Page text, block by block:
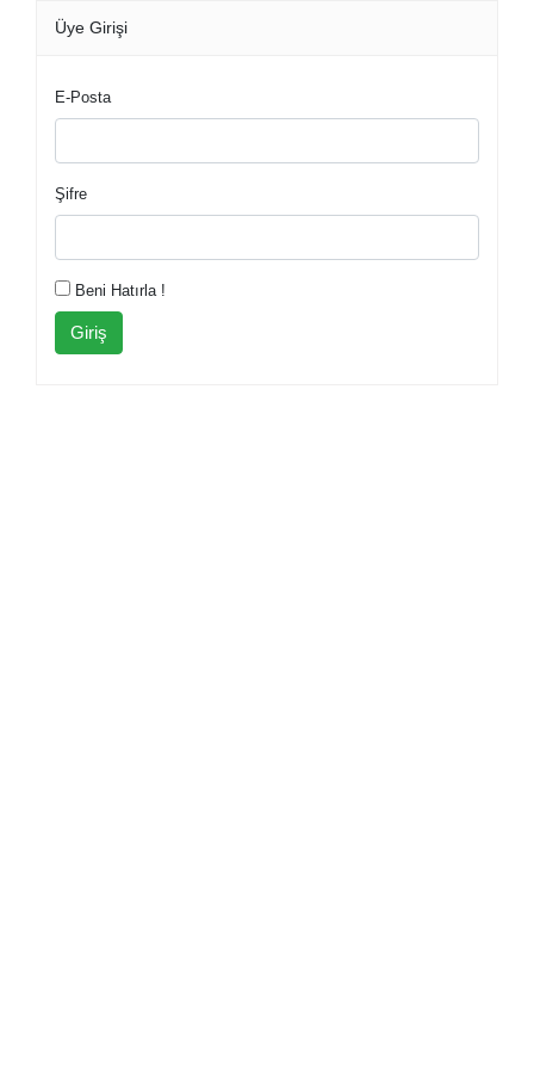
Üye Girişi
E-Posta
Şifre
Beni Hatırla !